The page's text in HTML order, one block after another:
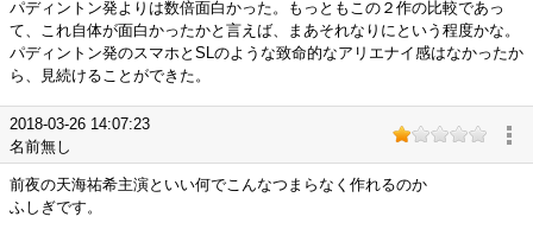
パディントン発よりは数倍面白かった。もっともこの２作の比較であっ
て、これ自体が面白かったかと言えば、まあそれなりにという程度かな。
パディントン発のスマホとSLのような致命的なアリエナイ感はなかったか
ら、見続けることができた。
2018-03-26 14:07:23
名前無し
前夜の天海祐希主演といい何でこんなつまらなく作れるのか
ふしぎです。